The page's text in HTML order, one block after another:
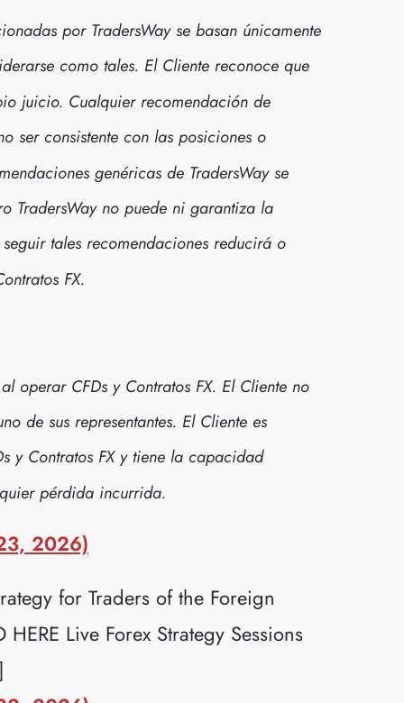
por TradersWay se basan únicamente
como tales. El Cliente reconoce que
juicio. Cualquier recomendación de
ser consistente con las posiciones o
genéricas de TradersWay se
TradersWay no puede ni garantiza la
tales recomendaciones reducirá o
FX.
operar CFDs y Contratos FX. El Cliente no
de sus representantes. El Cliente es
y Contratos FX y tiene la capacidad
pérdida incurrida.
2026)
for Traders of the Foreign
Live Forex Strategy Sessions